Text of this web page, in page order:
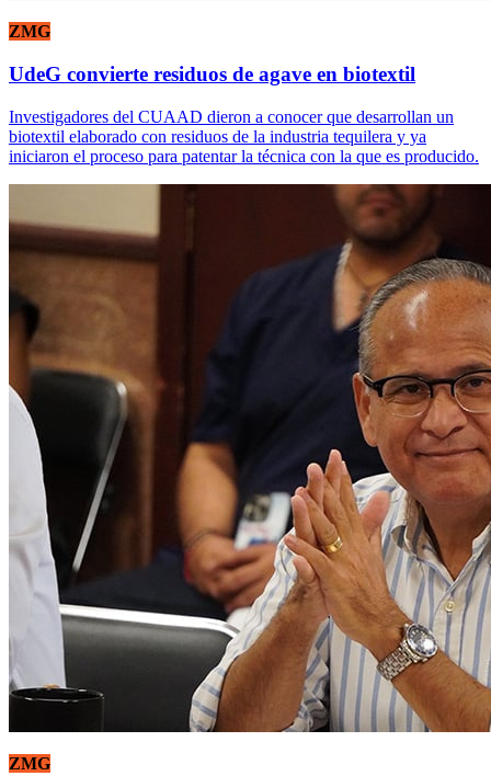
ZMG
UdeG convierte residuos de agave en biotextil
Investigadores del CUAAD dieron a conocer que desarrollan un
biotextil elaborado con residuos de la industria tequilera y ya
iniciaron el proceso para patentar la técnica con la que es producido.
ZMG